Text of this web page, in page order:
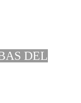
DEL